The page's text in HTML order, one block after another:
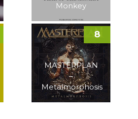
Monkey
MASTERPLAN
–
Metalmorphosis
8